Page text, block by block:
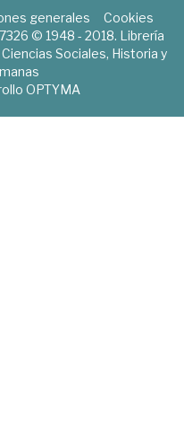
generales
Cookies
© 1948 - 2018. Librería
Sociales, Historia y
OPTYMA